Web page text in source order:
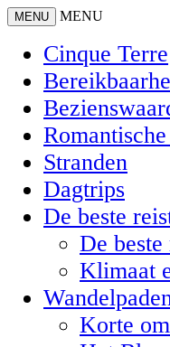
MENU MENU
Cinque Terre
Stranden
Dagtrips
De beste
De
Klimaat
Korte